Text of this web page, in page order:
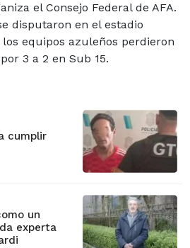
el Consejo Federal de AFA.
disputaron en el estadio
los equipos azuleños perdieron
3 a 2 en Sub 15.
cumplir
un
experta